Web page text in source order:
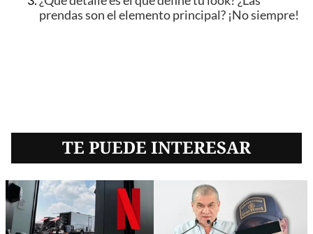
prendas son el elemento principal? ¡No siempre!
TE PUEDE INTERESAR